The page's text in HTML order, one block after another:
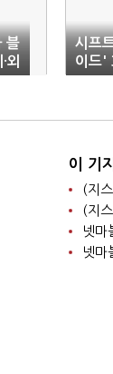
블
외
시프
이드'
이 기
(지
(지
넷마
넷